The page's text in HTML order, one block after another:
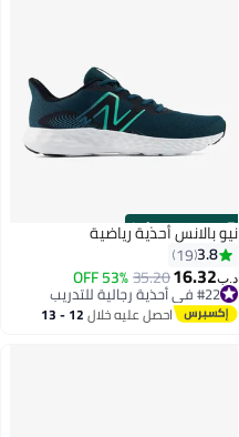
00m:00s
·
9 Left
نيو بالانس أحذية رياضية
3.8
19
د.ب‏16.32
35.20
53% OFF
#22 في أحذية رجالية للتدريب
#22 في أحذية رجالية للتدريب احصل عليه خلال 12 - 13